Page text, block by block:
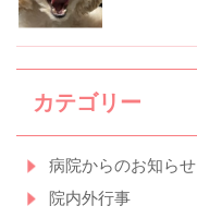
カテゴリー
病院からのお知らせ
院内外行事